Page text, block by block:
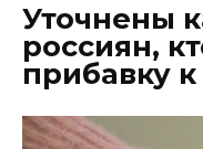
Уточнены
россиян,
прибавку